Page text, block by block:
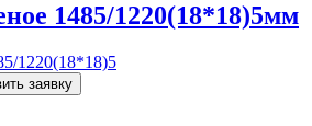
1485/1220(18*18)5мм
1220(18*18)5
заявку